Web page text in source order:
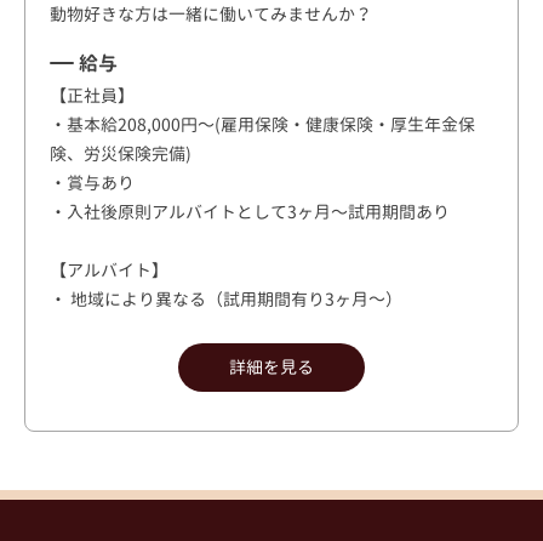
動物好きな方は一緒に働いてみませんか？
給与
【正社員】
・基本給208,000円〜(雇用保険・健康保険・厚生年金保
険、労災保険完備)
・賞与あり
・入社後原則アルバイトとして3ヶ月〜試用期間あり
【アルバイト】
・ 地域により異なる（試用期間有り3ヶ月～）
詳細を見る